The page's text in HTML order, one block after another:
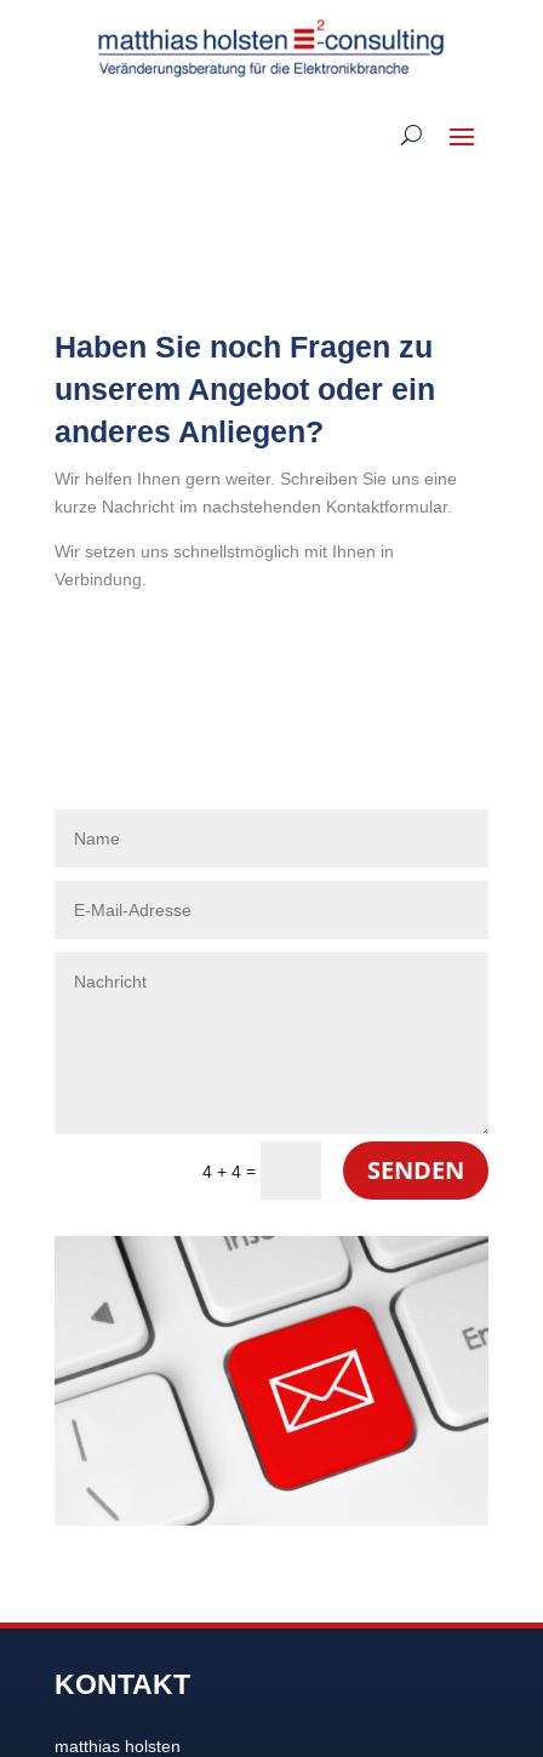
Haben Sie noch Fragen zu
unserem Angebot oder ein
anderes Anliegen?
Wir helfen Ihnen gern weiter. Schreiben Sie uns eine
kurze Nachricht im nachstehenden Kontaktformular.
Wir setzen uns schnellstmöglich mit Ihnen in
Verbindung.
4 + 4 = SENDEN
KONTAKT
matthias holsten